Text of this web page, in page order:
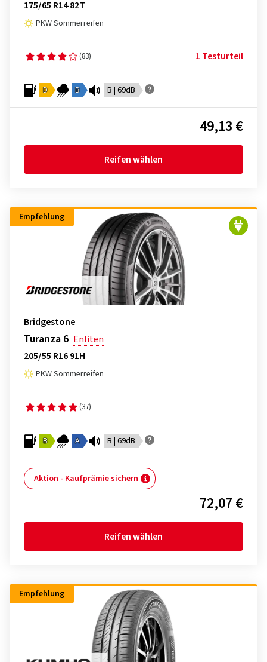
175/65 R14 82T
PKW Sommerreifen
(83) 1 Testurteil
D B B | 69dB
49,13 €
Reifen wählen
Empfehlung
Bridgestone
Turanza 6 Enliten
205/55 R16 91H
PKW Sommerreifen
(37)
B A B | 69dB
Aktion - Kaufprämie sichern
72,07 €
Reifen wählen
Empfehlung